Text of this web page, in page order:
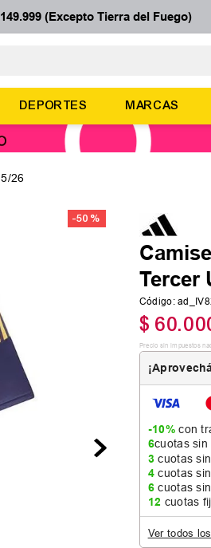
(Excepto Tierra del Fuego)
DEPORTES MARCAS
26
-50 %
Tercer
Código:
$ 60.
Precio sin impuestos
-10%con
6cuotas
3cuotas
4cuotas
6cuotas
12 cuotas
Ver todos